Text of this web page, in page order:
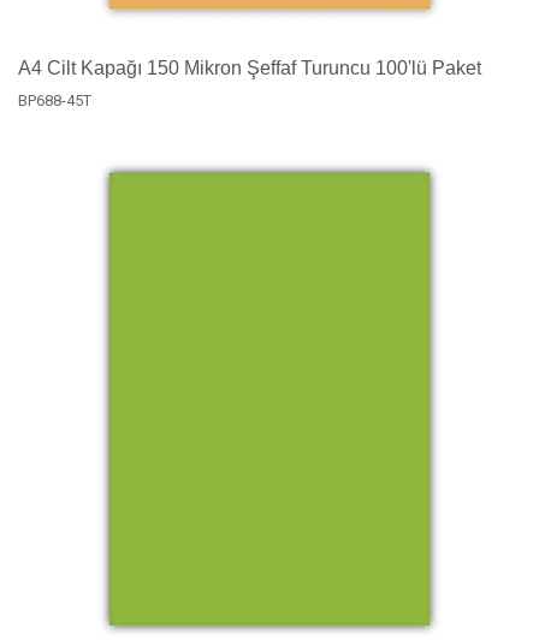
A4 Cilt Kapağı 150 Mikron Şeffaf Turuncu 100'lü Paket
BP688-45T